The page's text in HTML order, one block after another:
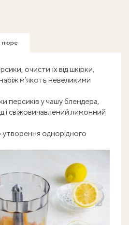
пюре
очисти їх від шкірки,
м’якоть невеликими
персиків у чашу блендера,
і свіжовичавлений лимонний
утворення однорідного